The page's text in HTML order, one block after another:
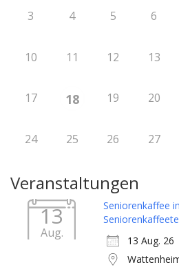
3 4 5 6
10 11 12 13
17 18 19 20
24 25 26 27
Veranstaltungen
13
Aug.
Seniorenkaffee
13 Aug. 26